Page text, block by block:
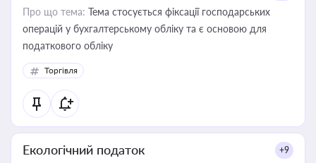
Про що тема: Тема стосується фіксації господарських
операцій у бухгалтерському обліку та є основою для
податкового обліку
Торгівля
Екологічний податок +9